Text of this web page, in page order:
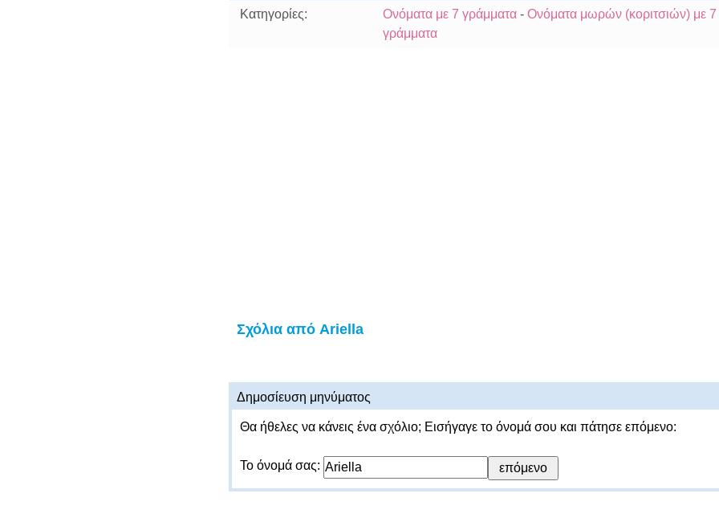
Κατηγορίες: Ονόματα με 7 γράμματα- Ονόματα μωρών (κοριτσιών) με 7
γράμματα
Σχόλια από Ariella
Δημοσίευση μηνύματος
Θα ήθελες να κάνεις ένα σχόλιο; Εισήγαγε το όνομά σου και πάτησε επόμενο:
Το όνομά σας: